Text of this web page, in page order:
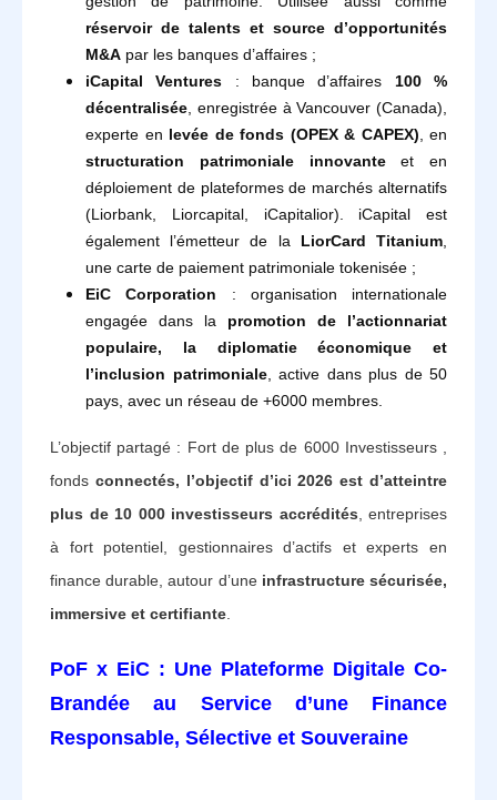
réservoir de talents et source d’opportunités
M&A par les banques d’affaires ;
iCapital Ventures : banque d’affaires 100 %
décentralisée , enregistrée à Vancouver (Canada),
experte en levée de fonds (OPEX & CAPEX) , en
structuration patrimoniale innovanteet en
déploiement de plateformes de marchés alternatifs
(Liorbank, Liorcapital, iCapitalior). iCapital est
également l’émetteur de la LiorCard Titanium
une carte de paiement patrimoniale tokenisée ;
EiC Corporation : organisation internationale
engagée dans la promotion de l’actionnariat
populaire, la diplomatie économique et
l’inclusion patrimoniale, active dans plus de 50
pays, avec un réseau de +6000 membres.
L’objectif partagé : Fort de plus de 6000 Investisseurs ,
fonds connectés, l’objectif d’ici 2026 est d’atteintre
plus de 10 000 investisseurs accrédités , entreprises
à fort potentiel, gestionnaires d’actifs et experts en
finance durable, autour d’une infrastructure sécurisée,
immersive et certifiante
PoF x EiC : Une Plateforme Digitale Co-
Brandée au Service d’une Finance
Responsable, Sélective et Souveraine